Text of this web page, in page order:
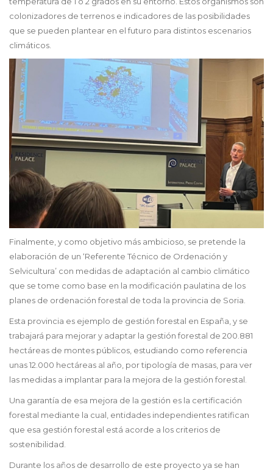
colonizadores de terrenos e indicadores de las posibilidades
que se pueden plantear en el futuro para distintos escenarios
climáticos.
Finalmente, y como objetivo más ambicioso, se pretende la
elaboración de un ‘Referente Técnico de Ordenación y
Selvicultura’ con medidas de adaptación al cambio climático
que se tome como base en la modificación paulatina de los
planes de ordenación forestal de toda la provincia de Soria.
Esta provincia es ejemplo de gestión forestal en España, y se
trabajará para mejorar y adaptar la gestión forestal de 200.881
hectáreas de montes públicos, estudiando como referencia
unas 12.000 hectáreas al año, por tipología de masas, para ver
las medidas a implantar para la mejora de la gestión forestal.
Una garantía de esa mejora de la gestión es la certificación
forestal mediante la cual, entidades independientes ratifican
que esa gestión forestal está acorde a los criterios de
sostenibilidad.
Durante los años de desarrollo de este proyecto ya se han